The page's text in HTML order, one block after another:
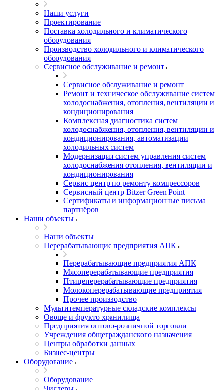
Наши услуги
Проектирование
Поставка холодильного и климатического
оборудования
Производство холодильного и климатического
оборудования
Сервисное обслуживание и ремонт
Сервисное обслуживание и ремонт
Ремонт и техническое обслуживание систем
холодоснабжения, отопления, вентиляции и
кондиционирования
Комплексная диагностика систем
холодоснабжения, отопления, вентиляции и
кондиционирования, автоматизации
холодильных систем
Модернизация систем управления систем
холодоснабжения отопления, вентиляции и
кондиционирования
Сервис центр по ремонту компрессоров
Сервисный центр Bitzer Green Point
Сертификаты и информационные письма
партнёров
Наши объекты
Наши объекты
Перерабатывающие предприятия АПК
Перерабатывающие предприятия АПК
Мясоперерабатывающие предприятия
Птицеперерабатывающие предприятия
Молокоперерабатывающие предприятия
Прочее производство
Мультитемпературные складские комплексы
Овоще и фрукто хранилища
Предприятия оптово-розничной торговли
Учреждения общегражданского назначения
Центры обработки данных
Бизнес-центры
Оборудование
Оборудование
Чиллеры